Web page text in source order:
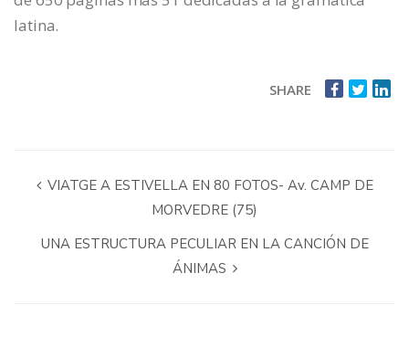
latina.
SHARE
VIATGE A ESTIVELLA EN 80 FOTOS- Av. CAMP DE
MORVEDRE (75)
UNA ESTRUCTURA PECULIAR EN LA CANCIÓN DE
ÁNIMAS